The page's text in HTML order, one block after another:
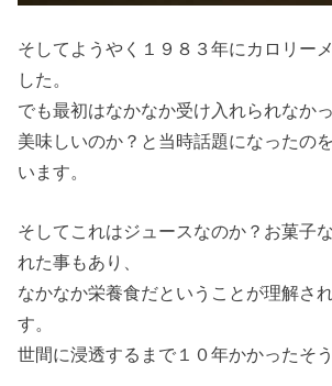
そしてようやく１９８３年にカロリー
した。
でも最初はなかなか受け入れられなか
美味しいのか？と当時話題になったの
います。
そしてこれはジュースなのか？お菓子
れた事もあり、
なかなか栄養食だということが理解さ
す。
世間に浸透するまで１０年かかったそ